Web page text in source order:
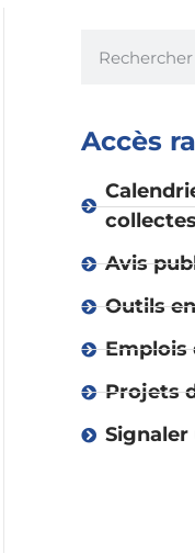
Accès
collectes
Avis
Outils
Emplois
Projets